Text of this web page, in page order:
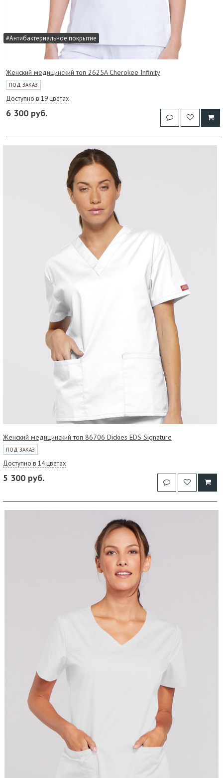
#Антибактериальное покрытие
Женский медицинский топ 2625A Cherokee Infinity
ПОД ЗАКАЗ
Доступно в 19 цветах
6 300 руб.
Женский медицинский топ 86706 Dickies EDS Signature
ПОД ЗАКАЗ
Доступно в 14 цветах
5 300 руб.